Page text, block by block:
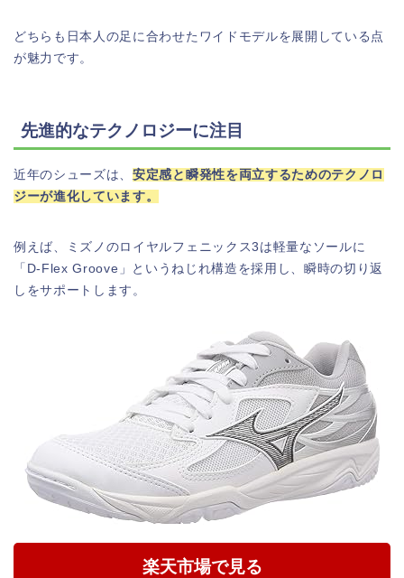
どちらも日本人の足に合わせたワイドモデルを展開している点
が魅力です。
先進的なテクノロジーに注目
近年のシューズは、安定感と瞬発性を両立するためのテクノロ
ジーが進化しています。
例えば、ミズノのロイヤルフェニックス3は軽量なソールに
「D-Flex Groove」というねじれ構造を採用し、瞬時の切り返
しをサポートします。
楽天市場で見る